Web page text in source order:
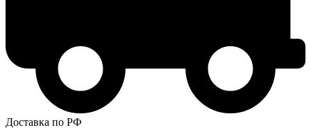
Доставка по РФ